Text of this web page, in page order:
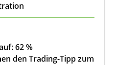
62 %
den Trading-Tipp zum